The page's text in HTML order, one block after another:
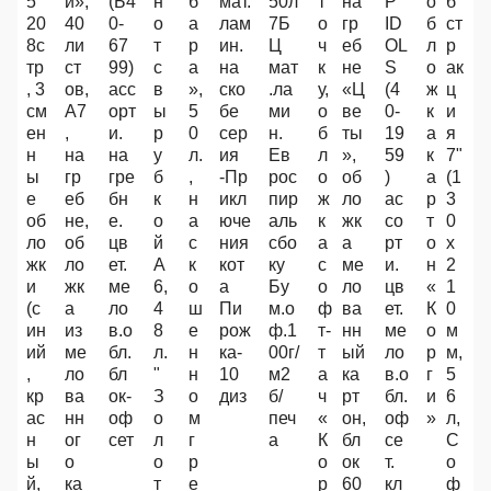
20
8с
тр
, 3
см
ен
н
ы
е
об
ло
жк
и
(с
ин
ий
,
кр
ас
н
ы
й,
40
ли
ст
ов,
А7
,
на
гр
еб
не,
об
ло
жк
а
из
ме
ло
ва
нн
ог
о
ка
0-
67
99)
асс
орт
и.
на
гре
бн
е.
цв
ет.
ме
ло
в.о
бл.
бл
ок-
оф
сет
о
т
с
в
ы
р
у
б
к
о
й
А
6,
4
8
л.
"
З
о
л
о
т
а
р
а
»,
5
0
л.
,
н
а
с
к
о
ш
е
н
н
о
м
г
р
е
лам
ин.
на
ско
бе
сер
ия
-Пр
икл
юче
ния
кот
а
Пи
рож
ка-
10
диз
7Б
Ц
мат
.ла
ми
н.
Ев
рос
пир
аль
сбо
ку
Бу
м.о
ф.1
00г/
м2
б/
печ
а
о
ч
к
у,
о
б
л
о
ж
к
а
с
о
ф
т-
т
а
ч
«
К
о
р
гр
еб
не
«Ц
ве
ты
»,
об
ло
жк
а
ме
ло
ва
нн
ый
ка
рт
он,
бл
ок
60
ID
OL
S
(4
0-
19
59
)
ас
со
рт
и.
цв
ет.
ме
ло
в.о
бл.
оф
се
т.
кл
б
л
о
ж
к
а
к
а
р
т
о
н
«
К
о
р
г
и
»
ст
р
ак
ц
и
я
7"
(1
3
0
х
2
1
0
м
м,
5
6
л,
С
о
ф